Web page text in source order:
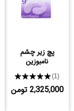
پچ زیر چشم
نامبوزین
★★★★★(1)
2,325,000 تومن